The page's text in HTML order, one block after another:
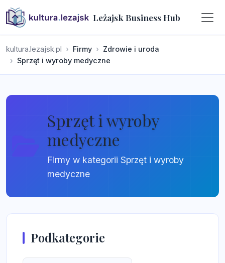
Leżajsk Business Hub
kultura.lezajsk.pl Firmy
Zdrowie i uroda
Sprzęt i wyroby medyczne
Sprzęt i wyroby
medyczne
Firmy w kategorii Sprzęt i wyroby
medyczne
Podkategorie